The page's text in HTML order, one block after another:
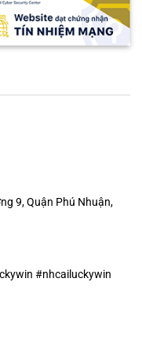
9, Quận Phú Nhuận,
#nhcailuckywin